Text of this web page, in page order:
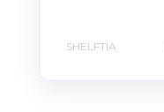
SHELFTIA